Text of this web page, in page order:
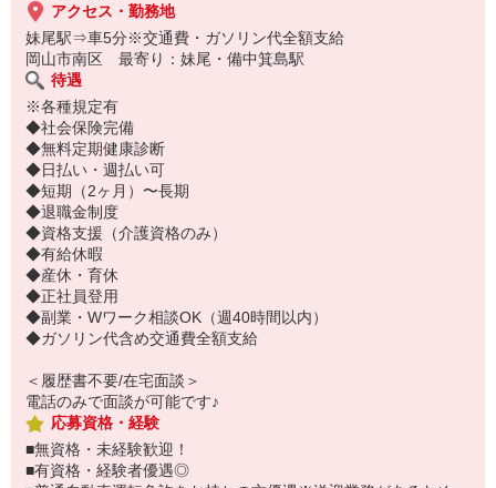
アクセス・勤務地
妹尾駅⇒車5分※交通費・ガソリン代全額支給
岡山市南区 最寄り：妹尾・備中箕島駅
待遇
※各種規定有
◆社会保険完備
◆無料定期健康診断
◆日払い・週払い可
◆短期（2ヶ月）〜長期
◆退職金制度
◆資格支援（介護資格のみ）
◆有給休暇
◆産休・育休
◆正社員登用
◆副業・Wワーク相談OK（週40時間以内）
◆ガソリン代含め交通費全額支給
＜履歴書不要/在宅面談＞
電話のみで面談が可能です♪
応募資格・経験
■無資格・未経験歓迎！
■有資格・経験者優遇◎